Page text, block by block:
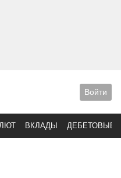
Войти
ВКЛАДЫ ДЕБЕТОВЫЕ